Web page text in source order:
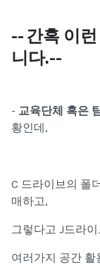
-- 간혹 이
니다.--
- 교육단체 혹은
황인데,
C 드라이브의 폴
매하고,
그렇다고 J드라
여러가지 공간